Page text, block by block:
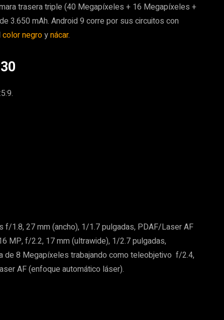
trasera triple (40 Megapíxeles + 16 Megapíxeles +
3.650 mAh. Android 9 corre por sus circuitos con
color negroynácar.
1.8, 27 mm (ancho), 1/1.7 pulgadas, PDAF/Laser AF
MP, f/2.2, 17 mm (ultrawide), 1/2.7 pulgadas,
de 8 Megapíxeles trabajando como teleobjetivo f/2.4,
AF (enfoque automático láser).